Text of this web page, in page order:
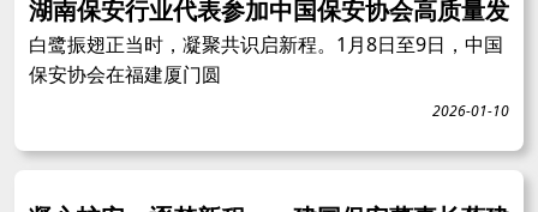
湖南保安行业代表参加中国保安协会高质量发
白鹭振翅正当时，凝聚共识启新程。1月8日至9日，中国
保安协会在福建厦门圆
2026-01-10